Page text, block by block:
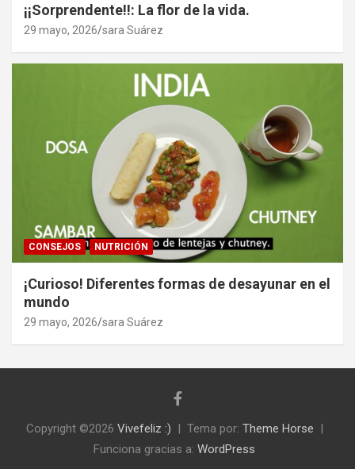
¡¡Sorprendente!!: La flor de la vida.
29 mayo, 2026 sara Suárez
CONSEJOS NUTRICIÓN
¡Curioso! Diferentes formas de desayunar en el
mundo
29 mayo, 2026 sara Suárez
Copyright ©2026 Vivefeliz :) Tema por: Theme Horse
Funciona gracias a: WordPress